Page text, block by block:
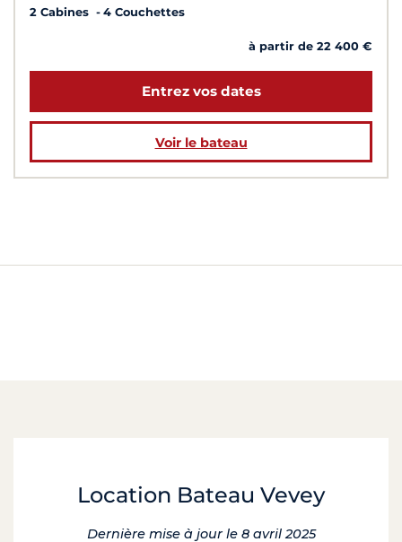
2 Cabines
4 Couchettes
à partir de 22 400 €
Entrez vos dates
Voir le bateau
Location Bateau Vevey
Dernière mise à jour le 8 avril 2025